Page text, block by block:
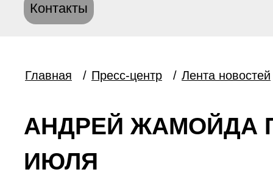
Контакты
Главная / Пресс-центр / Лента новостей
АНДРЕЙ ЖАМОЙДА
ИЮЛЯ